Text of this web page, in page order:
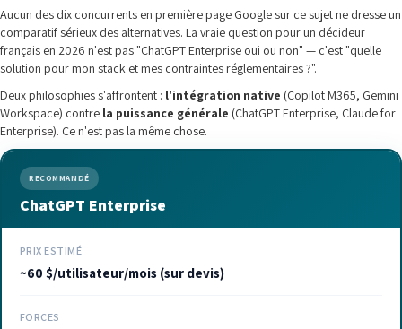
Aucun des dix concurrents en première page Google sur ce sujet ne dresse un
comparatif sérieux des alternatives. La vraie question pour un décideur
français en 2026 n'est pas "ChatGPT Enterprise oui ou non" — c'est "quelle
solution pour mon stack et mes contraintes réglementaires ?".
Deux philosophies s'affrontent : l'intégration native (Copilot M365, Gemini
Workspace) contre la puissance générale (ChatGPT Enterprise, Claude for
Enterprise). Ce n'est pas la même chose.
RECOMMANDÉ
ChatGPT Enterprise
PRIX ESTIMÉ
~60 $/utilisateur/mois (sur devis)
FORCES